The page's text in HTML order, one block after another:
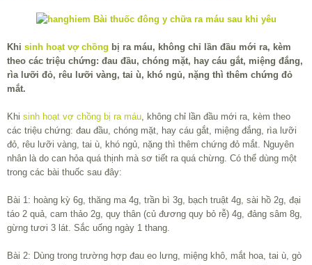
Khi sinh hoạt vợ chồng bị ra máu, không chỉ lần đầu mới ra, kèm
theo các triệu chứng: đau đầu, chóng mặt, hay cáu gắt, miệng đắng,
rìa lưỡi đỏ, rêu lưỡi vàng, tai ù, khó ngủ, nặng thì thêm chứng đỏ
mắt.
Khi sinh hoạt vợ chồng bị ra máu, không chỉ lần đầu mới ra, kèm theo
các triệu chứng: đau đầu, chóng mặt, hay cáu gắt, miệng đắng, rìa lưỡi
đỏ, rêu lưỡi vàng, tai ù, khó ngủ, nặng thì thêm chứng đỏ mắt. Nguyên
nhân là do can hỏa quá thịnh mà sơ tiết ra quá chừng. Có thể dùng một
trong các bài thuốc sau đây:
Bài 1: hoàng kỳ 6g, thăng ma 4g, trần bì 3g, bạch truật 4g, sài hồ 2g, đại
táo 2 quả, cam thảo 2g, quy thân (củ đương quy bỏ rễ) 4g, đảng sâm 8g,
gừng tươi 3 lát. Sắc uống ngày 1 thang.
Bài 2: Dùng trong trường hợp đau eo lưng, miệng khô, mắt hoa, tai ù, gò